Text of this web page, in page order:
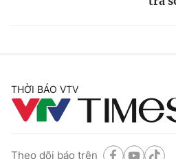
THỜI BÁO VTV
Theo dõi báo trên